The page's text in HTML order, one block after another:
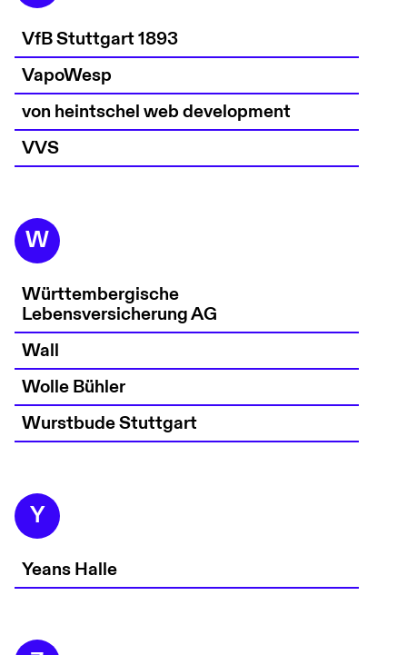
VfB Stuttgart 1893
VapoWesp
von heintschel web development
VVS
W
Württembergische
Lebensversicherung AG
Wall
Wolle Bühler
Wurstbude Stuttgart
Y
Yeans Halle